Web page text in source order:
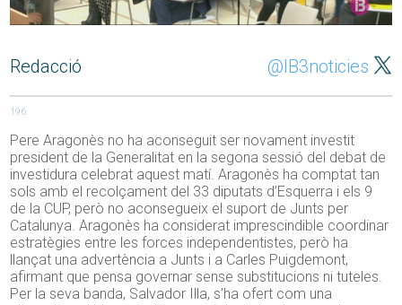
Redacció @IB3noticies
196
Pere Aragonès no ha aconseguit ser novament investit
president de la Generalitat en la segona sessió del debat de
investidura celebrat aquest matí. Aragonès ha comptat tan
sols amb el recolçament del 33 diputats d’Esquerra i els 9
de la CUP, però no aconsegueix el suport de Junts per
Catalunya. Aragonès ha considerat imprescindible coordinar
estratègies entre les forces independentistes, però ha
llançat una advertència a Junts i a Carles Puigdemont,
afirmant que pensa governar sense substitucions ni tuteles.
Per la seva banda, Salvador Illa, s’ha ofert com una